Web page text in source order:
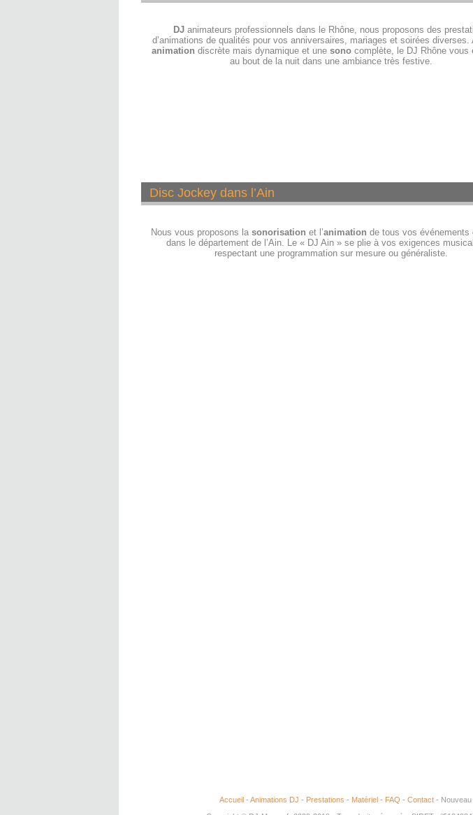
DJ animateurs professionnels dans le Rhône, nous proposons des
d’animations de qualités pour vos anniversaires, mariages et soirées diverses.
animation discrète mais dynamique et une sonocomplète, le DJ Rhône vous
au bout de la nuit dans une ambiance très festive.
Disc Jockey dans l’Ain
Nous vous proposons la sonorisation et l’animation de tous vos événements
dans le département de l’Ain. Le « DJ Ain » se plie à vos exigences
respectant une programmation sur mesure ou généraliste.
Accueil- Animations DJ - Prestations - Matériel- FAQ - Contact- Nouveau